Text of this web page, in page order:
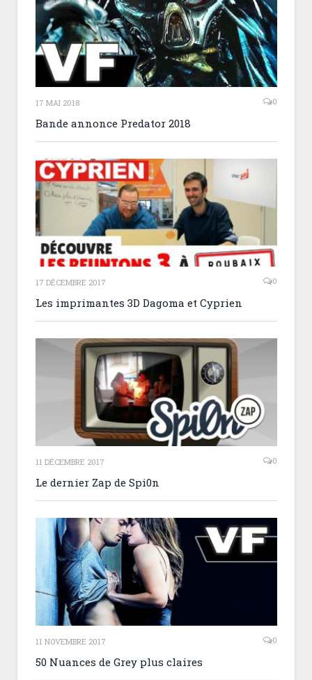
17 MAI 2018 0
Bande annonce Predator 2018
17 DÉCEMBRE 2017 0
Les imprimantes 3D Dagoma et Cyprien
11 DÉCEMBRE 2017 0
Le dernier Zap de Spi0n
11 NOVEMBRE 2017 0
50 Nuances de Grey plus claires